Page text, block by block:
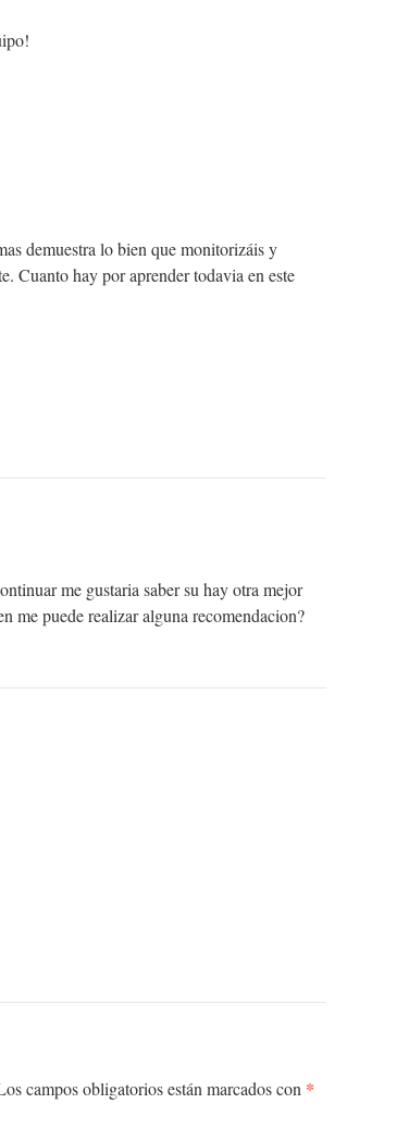
demuestra lo bien que monitorizáis y
Cuanto hay por aprender todavia en este
me gustaria saber su hay otra mejor
me puede realizar alguna recomendacion?
campos obligatorios están marcados con *